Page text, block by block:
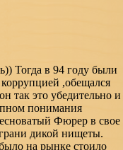
Тогда в 94 году были
,обещался
так это убедительно и
понимания
Фюрер в свое
дикой нищеты.
на рынке стоило